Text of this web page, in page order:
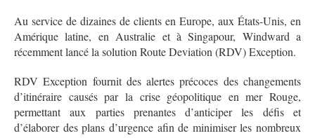
Au service de dizaines de clients en Europe, aux États-Unis, en
Amérique latine, en Australie et à Singapour, Windward a
récemment lancé la solution Route Deviation (RDV) Exception.
RDV Exception fournit des alertes précoces des changements
d’itinéraire causés par la crise géopolitique en mer Rouge,
permettant aux parties prenantes d’anticiper les défis et
d’élaborer des plans d’urgence afin de minimiser les nombreux